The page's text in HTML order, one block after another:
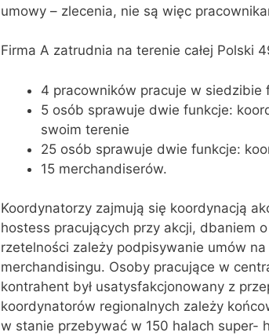
umowy – zlecenia, nie są więc
Firma A zatrudnia na terenie całej Polski
4 pracowników pracuje w siedzibie
5 osób sprawuje dwie funkcje:
swoim terenie
25 osób sprawuje dwie funkcje:
15 merchandiserów.
Koordynatorzy zajmują się koordynacją
hostess pracujących przy akcji, dbaniem
rzetelności zależy podpisywanie umów
merchandisingu. Osoby pracujące w
kontrahent był usatysfakcjonowany z
koordynatorów regionalnych zależy
w stanie przebywać w 150 halach super-